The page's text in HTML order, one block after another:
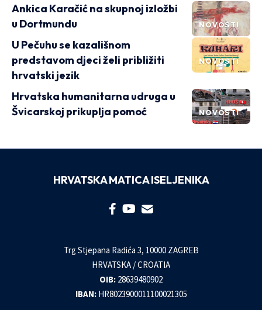
NOVOSTI
Ankica Karačić na skupnoj izložbi
u Dortmundu
NOVOSTI
U Pečuhu se kazališnom
predstavom djeci želi približiti
hrvatski jezik
NOVOSTI
Hrvatska humanitarna udruga u
Švicarskoj prikuplja pomoć
HRVATSKA MATICA ISELJENIKA
Trg Stjepana Radića 3, 10000 ZAGREB
HRVATSKA / CROATIA
OIB: 28639480902
IBAN: HR8023900011100021305